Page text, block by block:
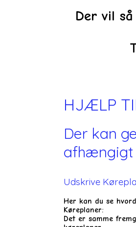
Der vil
HJÆLP
Der kan
afhængigt
Udskrive
Her kan du se
Køreplaner:
Det er samme